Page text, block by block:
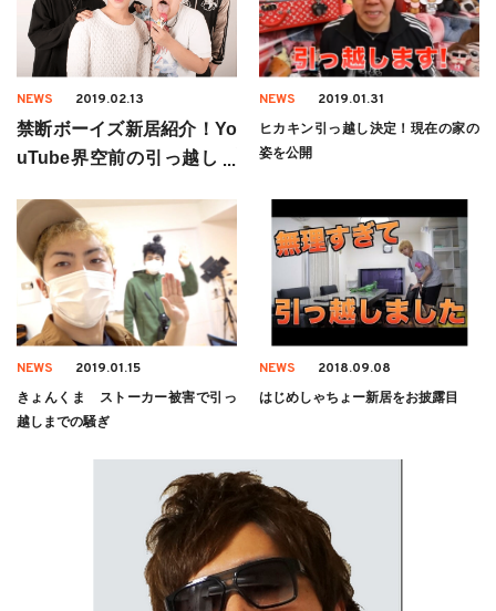
NEWS 2019.02.13
禁断ボーイズ新居紹介！Yo
uTube界空前の引っ越しブ
NEWS 2019.01.31
ヒカキン引っ越し決定！現在の家の
姿を公開
NEWS 2019.01.15
きょんくま ストーカー被害で引っ
越しまでの騒ぎ
NEWS 2018.09.08
はじめしゃちょー新居をお披露目